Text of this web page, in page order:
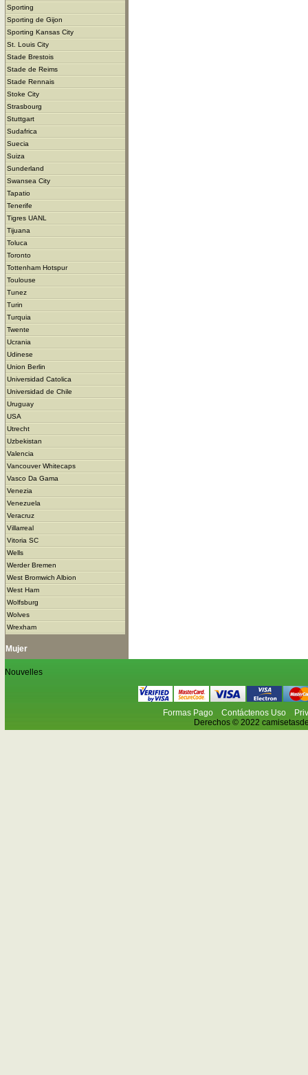
Sporting
Sporting de Gijon
Sporting Kansas City
St. Louis City
Stade Brestois
Stade de Reims
Stade Rennais
Stoke City
Strasbourg
Stuttgart
Sudafrica
Suecia
Suiza
Sunderland
Swansea City
Tapatio
Tenerife
Tigres UANL
Tijuana
Toluca
Toronto
Tottenham Hotspur
Toulouse
Tunez
Turin
Turquia
Twente
Ucrania
Udinese
Union Berlin
Universidad Catolica
Universidad de Chile
Uruguay
USA
Utrecht
Uzbekistan
Valencia
Vancouver Whitecaps
Vasco Da Gama
Venezia
Venezuela
Veracruz
Villarreal
Vitoria SC
Wells
Werder Bremen
West Bromwich Albion
West Ham
Wolfsburg
Wolves
Wrexham
Mujer
Nouvelles
Formas Pago Contáctenos Uso
Derechos © 2022